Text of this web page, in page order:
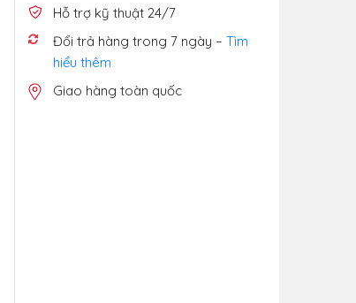
Hỗ trợ kỹ thuật 24/7
Đổi trả hàng trong 7 ngày – Tìm
hiểu thêm
Giao hàng toàn quốc